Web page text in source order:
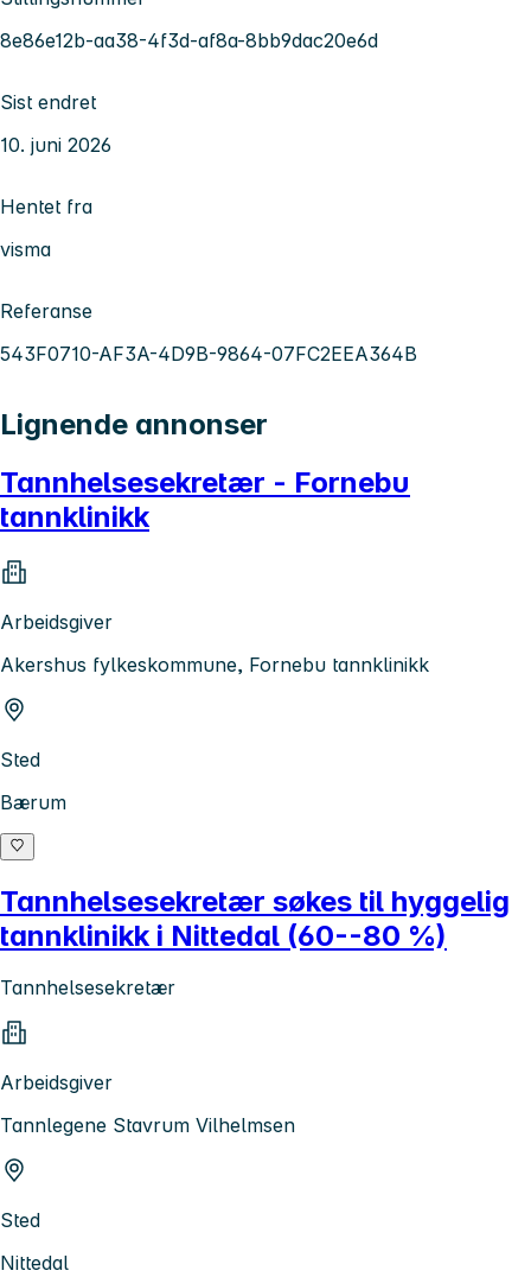
8e86e12b-aa38-4f3d-af8a-8bb9dac20e6d
Sist endret
10. juni 2026
Hentet fra
visma
Referanse
543F0710-AF3A-4D9B-9864-07FC2EEA364B
Lignende annonser
Tannhelsesekretær - Fornebu
tannklinikk
Arbeidsgiver
Akershus fylkeskommune, Fornebu tannklinikk
Sted
Bærum
Tannhelsesekretær søkes til hyggelig
tannklinikk i Nittedal (60--80 %)
Tannhelsesekretær
Arbeidsgiver
Tannlegene Stavrum Vilhelmsen
Sted
Nittedal